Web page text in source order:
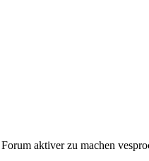
aktiver zu machen